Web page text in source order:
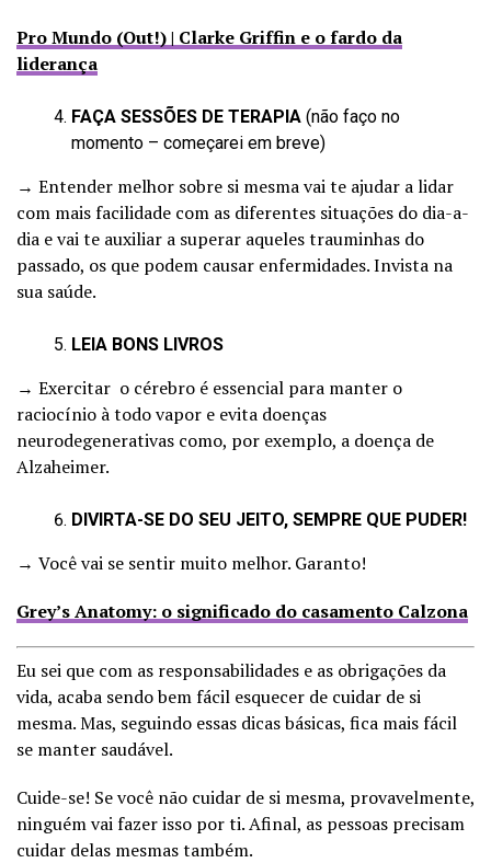
Pro Mundo (Out!) | Clarke Griffin e o fardo da
liderança
FAÇA SESSÕES DE TERAPIA (não faço no
momento – começarei em breve)
→ Entender melhor sobre si mesma vai te ajudar a lidar
com mais facilidade com as diferentes situações do dia-a-
dia e vai te auxiliar a superar aqueles trauminhas do
passado, os que podem causar enfermidades. Invista na
sua saúde.
LEIA BONS LIVROS
→ Exercitar o cérebro é essencial para manter o
raciocínio à todo vapor e evita doenças
neurodegenerativas como, por exemplo, a doença de
Alzaheimer.
DIVIRTA-SE DO SEU JEITO, SEMPRE QUE PUDER!
→ Você vai se sentir muito melhor. Garanto!
Grey’s Anatomy: o significado do casamento Calzona
Eu sei que com as responsabilidades e as obrigações da
vida, acaba sendo bem fácil esquecer de cuidar de si
mesma. Mas, seguindo essas dicas básicas, fica mais fácil
se manter saudável.
Cuide-se! Se você não cuidar de si mesma, provavelmente,
ninguém vai fazer isso por ti. Afinal, as pessoas precisam
cuidar delas mesmas também.